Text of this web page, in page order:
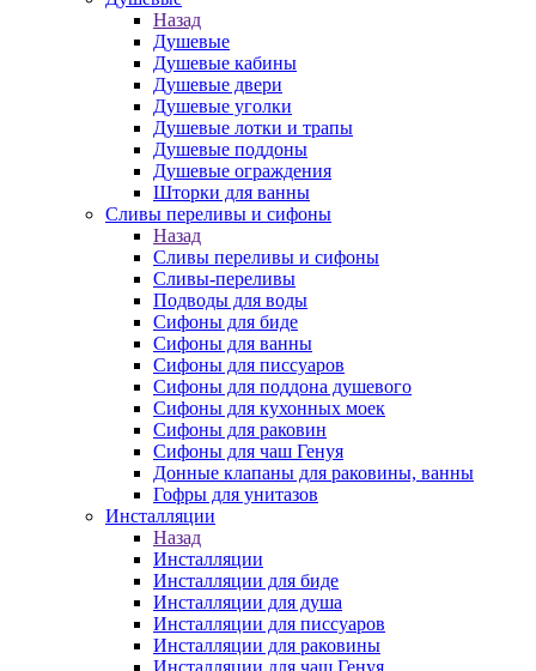
Назад
Душевые
Душевые кабины
Душевые двери
Душевые уголки
Душевые лотки и трапы
Душевые поддоны
Душевые ограждения
Шторки для ванны
Сливы переливы и сифоны
Назад
Сливы переливы и сифоны
Сливы-переливы
Подводы для воды
Сифоны для биде
Сифоны для ванны
Сифоны для писсуаров
Сифоны для поддона душевого
Сифоны для кухонных моек
Сифоны для раковин
Сифоны для чаш Генуя
Донные клапаны для раковины, ванны
Гофры для унитазов
Инсталляции
Назад
Инсталляции
Инсталляции для биде
Инсталляции для душа
Инсталляции для писсуаров
Инсталляции для раковины
Инсталляции для чаш Генуя